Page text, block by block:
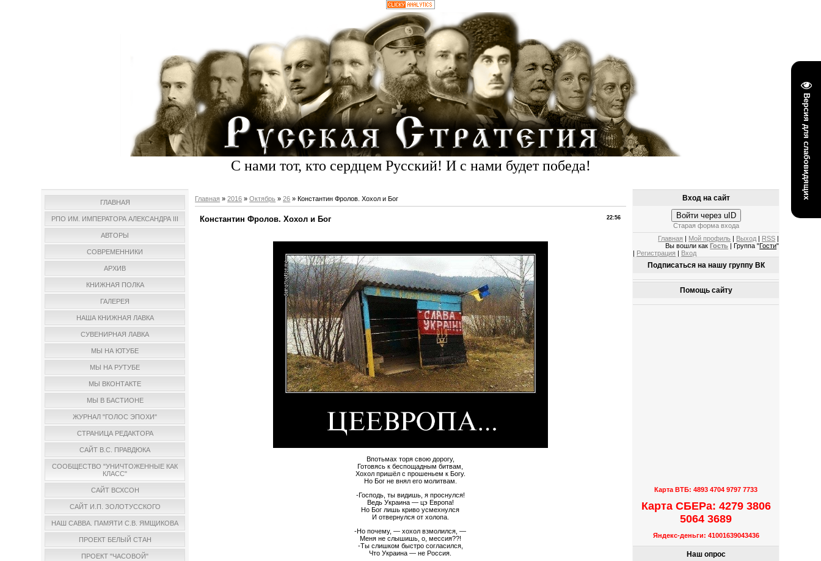
Версия для слабовидящих
С нами тот, кто сердцем Русский! И с нами будет победа!
ГЛАВНАЯ
РПО ИМ. ИМПЕРАТОРА АЛЕКСАНДРА III
АВТОРЫ
СОВРЕМЕННИКИ
АРХИВ
КНИЖНАЯ ПОЛКА
ГАЛЕРЕЯ
НАША КНИЖНАЯ ЛАВКА
СУВЕНИРНАЯ ЛАВКА
МЫ НА ЮТУБЕ
МЫ НА РУТУБЕ
МЫ ВКОНТАКТЕ
МЫ В БАСТИОНЕ
ЖУРНАЛ "ГОЛОС ЭПОХИ"
СТРАНИЦА РЕДАКТОРА
САЙТ В.С. ПРАВДЮКА
СООБЩЕСТВО "УНИЧТОЖЕННЫЕ КАК
КЛАСС"
САЙТ ВСХСОН
САЙТ И.П. ЗОЛОТУССКОГО
НАШ САВВА. ПАМЯТИ С.В. ЯМЩИКОВА
ПРОЕКТ БЕЛЫЙ СТАН
ПРОЕКТ "ЧАСОВОЙ"
Главная »2016 » Октябрь » 26 » Константин Фролов. Хохол и Бог
22:56
Константин Фролов. Хохол и Бог
Впотьмах торя свою дорогу,
Готовясь к беспощадным битвам,
Хохол пришёл с прошеньем к Богу.
Но Бог не внял его молитвам.
-Господь, ты видишь, я проснулся!
Ведь Украина — цэ Европа!
Но Бог лишь криво усмехнулся
И отвернулся от холопа.
-Но почему, — хохол взмолился, —
Меня не слышишь, о, мессия??!
-Ты слишком быстро согласился,
Что Украина — не Россия.
Вход на сайт
Войти через uID
Старая форма входа
Главная
Мой профиль Выход RSS
Вы вошли как Гость | Группа "Гости"
Регистрация Вход
Подписаться на нашу группу ВК
Помощь сайту
Карта ВТБ: 4893 4704 9797 7733
Карта СБЕРа: 4279 3806
5064 3689
Яндекс-деньги: 41001639043436
Наш опрос